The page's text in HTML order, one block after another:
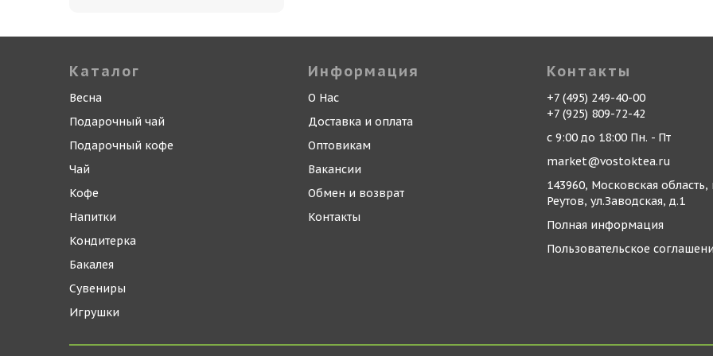
Каталог
Весна
Подарочный чай
Подарочный кофе
Чай
Кофе
Напитки
Кондитерка
Бакалея
Сувениры
Игрушки
Информация
О Нас
Доставка и оплата
Оптовикам
Вакансии
Обмен и возврат
Контакты
Контакты
+7 (495) 249-40-00
+7 (925) 809-72-42
с 9:00 до 18:00 Пн. - Пт
market@vostoktea.ru
143960, Московская область,
Реутов, ул.Заводская, д.1
Полная информация
Пользовательское